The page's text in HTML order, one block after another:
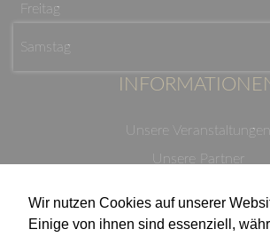
Wir nutzen Cookies auf unserer
Einige von ihnen sind essenziell,
Freitag
Samstag
Unsere Veranstaltungen
Unsere Partner
Impressum